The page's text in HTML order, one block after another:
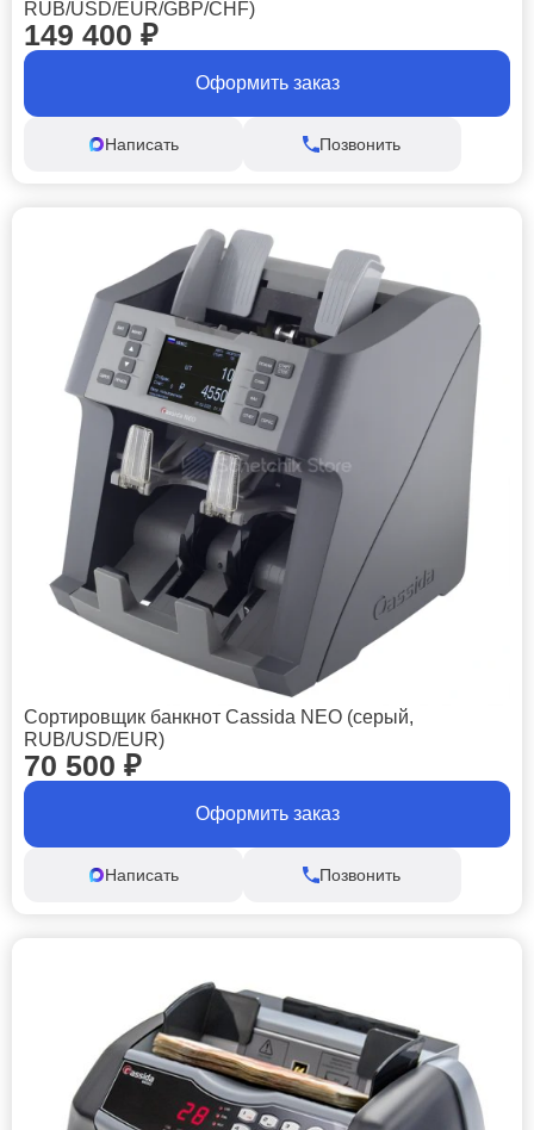
RUB/USD/EUR/GBP/CHF)
149 400 ₽
Оформить заказ
Написать Позвонить
Сортировщик банкнот Cassida NEO (серый,
RUB/USD/EUR)
70 500 ₽
Оформить заказ
Написать Позвонить